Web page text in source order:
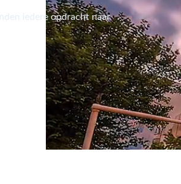
iedere opdracht naar